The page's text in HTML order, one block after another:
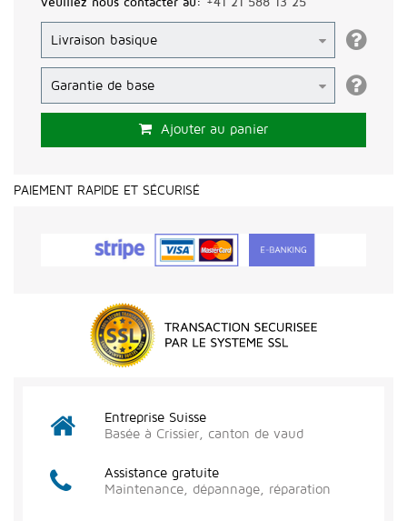
Ajouter au panier
PAIEMENT RAPIDE ET SÉCURISÉ
Entreprise Suisse
Basée à Crissier, canton de vaud
Assistance gratuite
Maintenance, dépannage, réparation